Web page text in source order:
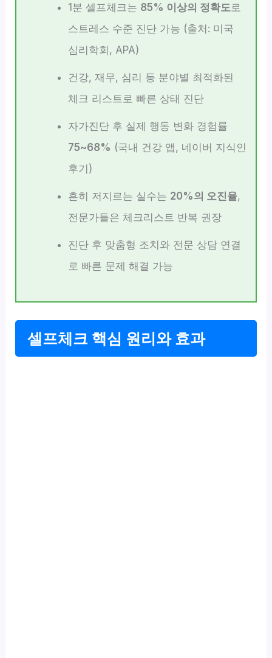
1분 셀프체크는 85% 이상의 정확도 로
스트레스 수준 진단 가능 (출처: 미국
심리학회, APA)
건강, 재무, 심리 등 분야별 최적화된
체크 리스트로 빠른 상태 진단
자가진단 후 실제 행동 변화 경험률
75~68% (국내 건강 앱, 네이버 지식인
후기)
흔히 저지르는 실수는 20%의 오진율,
전문가들은 체크리스트 반복 권장
진단 후 맞춤형 조치와 전문 상담 연결
로 빠른 문제 해결 가능
셀프체크 핵심 원리와 효과